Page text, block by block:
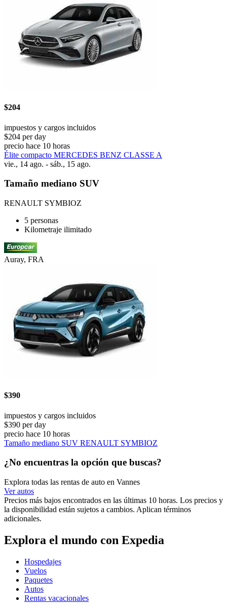
$204
impuestos y cargos incluidos
$204 per day
precio hace 10 horas
Élite compacto MERCEDES BENZ CLASSE A
vie., 14 ago. - sáb., 15 ago.
Tamaño mediano SUV
RENAULT SYMBIOZ
5 personas
Kilometraje ilimitado
Auray, FRA
$390
impuestos y cargos incluidos
$390 per day
precio hace 10 horas
Tamaño mediano SUV RENAULT SYMBIOZ
¿No encuentras la opción que buscas?
Explora todas las rentas de auto en Vannes
Ver autos
Precios más bajos encontrados en las últimas 10 horas. Los precios y
la disponibilidad están sujetos a cambios. Aplican términos
adicionales.
Explora el mundo con Expedia
Hospedajes
Vuelos
Paquetes
Autos
Rentas vacacionales